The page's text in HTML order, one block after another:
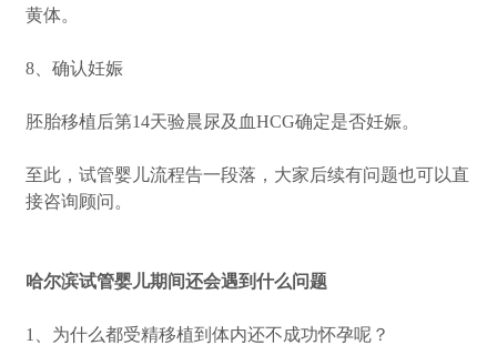
黄体。
8、确认妊娠
胚胎移植后第14天验晨尿及血HCG确定是否妊娠。
至此，试管婴儿流程告一段落，大家后续有问题也可以直
接咨询顾问。
哈尔滨试管婴儿期间还会遇到什么问题
1、为什么都受精移植到体内还不成功怀孕呢？